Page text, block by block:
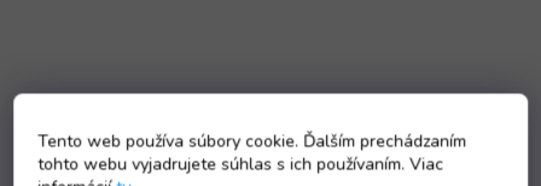
Tento web používa súbory cookie. Ďalším prechádzaním
tohto webu vyjadrujete súhlas s ich používaním. Viac